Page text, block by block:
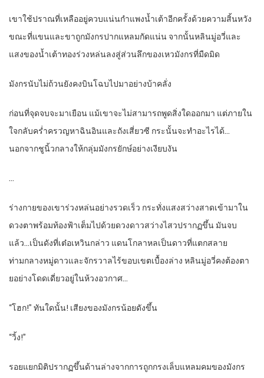
เขาใช้ปราณที่เหลืออยู่ควบแน่นกำแพงน้ำเต้าอีกครั้งด้วยความสิ้นหวัง
ขณะที่แขนและขาถูกมังกรปากแหลมกัดแน่น จากนั้นหลินมู่อวี่และ
แสงของน้ำเต้าทองร่วงหล่นลงสู่ส่วนลึกของเหวมังกรที่มืดมิด
มังกรนับไม่ถ้วนยังคงบินโฉบไปมาอย่างบ้าคลั่ง
ก่อนที่จุดจบจะมาเยือน แม้เขาจะไม่สามารถพูดสิ่งใดออกมา แต่ภายใน
ใจกลับคร่ำครวญหาฉินอินและถังเสี่ยวซี กระนั้นจะทำอะไรได้…
นอกจากชูนิ้วกลางให้กลุ่มมังกรยักษ์อย่างเงียบงัน
…
ร่างกายของเขาร่วงหล่นอย่างรวดเร็ว กระทั่งแสงสว่างสาดเข้ามาใน
ดวงตาพร้อมท้องฟ้าเต็มไปด้วยดวงดาวสว่างไสวปรากฏขึ้น มันจบ
แล้ว…เป็นดังที่เต๋อเหวินกล่าว แดนโกลาหลเป็นดาวที่แตกสลาย
ท่ามกลางหมู่ดาวและจักรวาลไร้ขอบเขตเบื้องล่าง หลินมู่อวี่คงต้องตา
ยอย่างโดดเดี่ยวอยู่ในห้วงอวกาศ…
“โฮก!” ทันใดนั้น! เสียงของมังกรน้อยดังขึ้น
“วิ้ง!”
รอยแยกมิติปรากฏขึ้นด้านล่างจากการถูกกรงเล็บแหลมคมของมังกร